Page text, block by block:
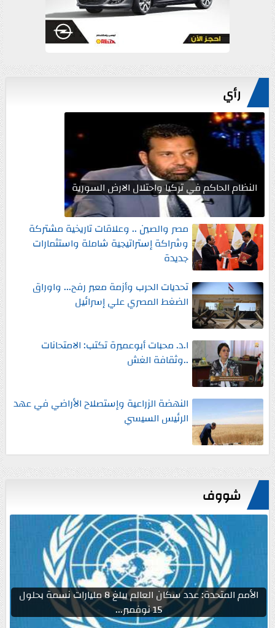
رأي
النظام الحاكم في تركيا واحتلال الارض السورية
مصر والصين .. وعلاقات تاريخية مشتركة
وشراكة إستراتيجية شاملة واستثمارات
جديدة
تحديات الحرب وأزمة معبر رفح... واوراق
الضغط المصري علي إسرائيل
ا.د. محبات أبوعميرة تكتب: الامتحانات
..وثقافة الغش
النهضة الزراعية وإستصلاح الأراضي في عهد
الرئيس السيسي
شووف
الأمم المتحدة: عدد سكان العالم يبلغ 8 مليارات نسمة بحلول
15 نوفمبر...